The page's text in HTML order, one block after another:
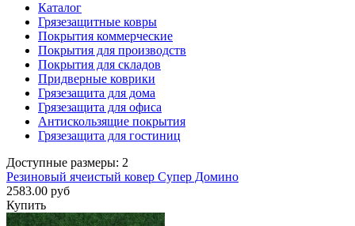
Каталог
Грязезащитные ковры
Покрытия коммерческие
Покрытия для производств
Покрытия для складов
Придверные коврики
Грязезащита для дома
Грязезащита для офиса
Антискользящие покрытия
Грязезащита для гостиниц
Доступные размеры: 2
Резиновый ячеистый ковер Супер Домино
2583.00 руб
Купить